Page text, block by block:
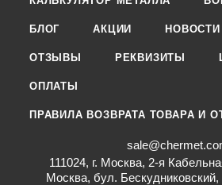
БЛОГ АКЦИИ НОВОСТИ
ОТЗЫВЫ РЕКВИЗИТЫ
ОПЛАТЫ
ПРАВИЛА ВОЗВРАТА ТОВАРА И
111024, г. Москва, 2-я
Москва, бул.